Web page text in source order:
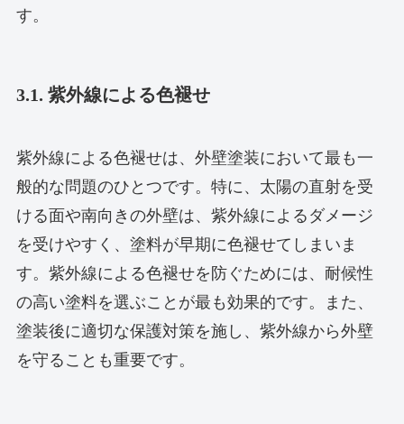
す。
3.1. 紫外線による色褪せ
紫外線による色褪せは、外壁塗装において最も一
般的な問題のひとつです。特に、太陽の直射を受
ける面や南向きの外壁は、紫外線によるダメージ
を受けやすく、塗料が早期に色褪せてしまいま
す。紫外線による色褪せを防ぐためには、耐候性
の高い塗料を選ぶことが最も効果的です。また、
塗装後に適切な保護対策を施し、紫外線から外壁
を守ることも重要です。